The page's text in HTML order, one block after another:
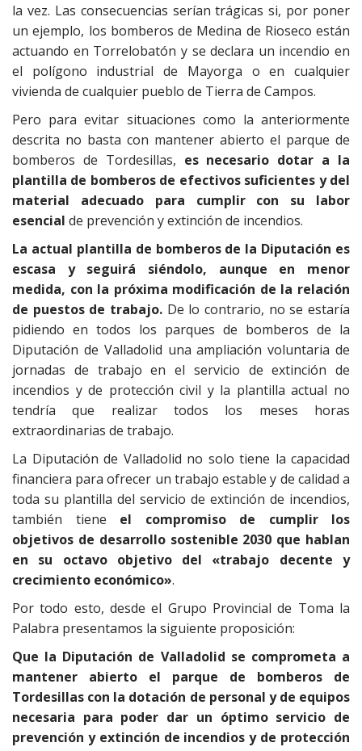
la vez. Las consecuencias serían trágicas si, por poner
un ejemplo, los bomberos de Medina de Rioseco están
actuando en Torrelobatón y se declara un incendio en
el polígono industrial de Mayorga o en cualquier
vivienda de cualquier pueblo de Tierra de Campos.
Pero para evitar situaciones como la anteriormente
descrita no basta con mantener abierto el parque de
bomberos de Tordesillas, es necesario dotar a la
plantilla de bomberos de efectivos suficientes y del
material adecuado para cumplir con su labor
esencial de prevención y extinción de incendios.
La actual plantilla de bomberos de la Diputación es
escasa y seguirá siéndolo, aunque en menor
medida, con la próxima modificación de la relación
de puestos de trabajo. De lo contrario, no se estaría
pidiendo en todos los parques de bomberos de la
Diputación de Valladolid una ampliación voluntaria de
jornadas de trabajo en el servicio de extinción de
incendios y de protección civil y la plantilla actual no
tendría que realizar todos los meses horas
extraordinarias de trabajo.
La Diputación de Valladolid no solo tiene la capacidad
financiera para ofrecer un trabajo estable y de calidad a
toda su plantilla del servicio de extinción de incendios,
también tiene el compromiso de cumplir los
objetivos de desarrollo sostenible 2030 que hablan
en su octavo objetivo del «trabajo decente y
crecimiento económico».
Por todo esto, desde el Grupo Provincial de Toma la
Palabra presentamos la siguiente proposición:
Que la Diputación de Valladolid se comprometa a
mantener abierto el parque de bomberos de
Tordesillas con la dotación de personal y de equipos
necesaria para poder dar un óptimo servicio de
prevención y extinción de incendios y de protección